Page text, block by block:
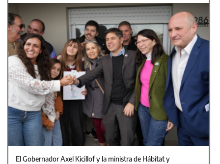
El Gobernador Axel Kicillof y la ministra de Hábitat y